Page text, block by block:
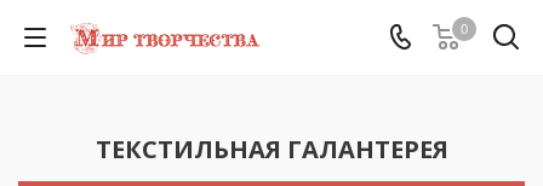
0
ТЕКСТИЛЬНАЯ ГАЛАНТЕРЕЯ